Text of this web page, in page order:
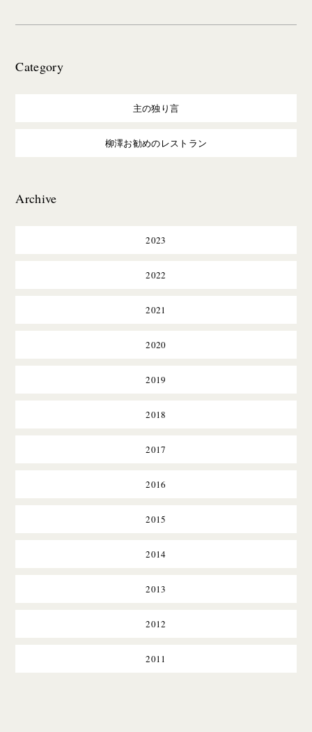
Category
主の独り言
柳澤お勧めのレストラン
Archive
2023
2022
2021
2020
2019
2018
2017
2016
2015
2014
2013
2012
2011